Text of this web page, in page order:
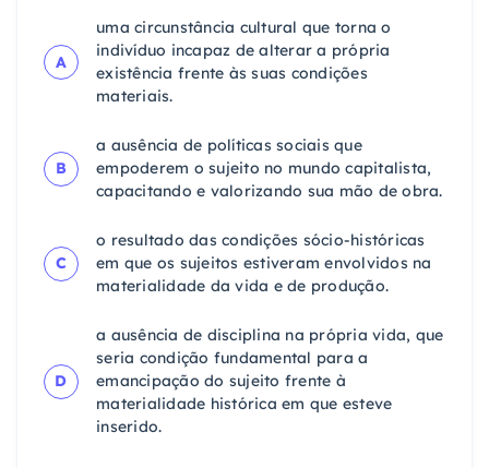
A
uma circunstância cultural que torna o
indivíduo incapaz de alterar a própria
existência frente às suas condições
materiais.
B
a ausência de políticas sociais que
empoderem o sujeito no mundo capitalista,
capacitando e valorizando sua mão de obra.
C
o resultado das condições sócio-históricas
em que os sujeitos estiveram envolvidos na
materialidade da vida e de produção.
D
a ausência de disciplina na própria vida, que
seria condição fundamental para a
emancipação do sujeito frente à
materialidade histórica em que esteve
inserido.